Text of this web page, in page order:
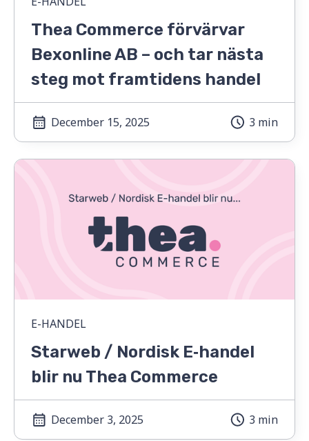
Thea Commerce förvärvar
Bexonline AB – och tar nästa
steg mot framtidens handel
December 15, 2025 3 min
E-HANDEL
Starweb / Nordisk E‑handel
blir nu Thea Commerce
December 3, 2025 3 min